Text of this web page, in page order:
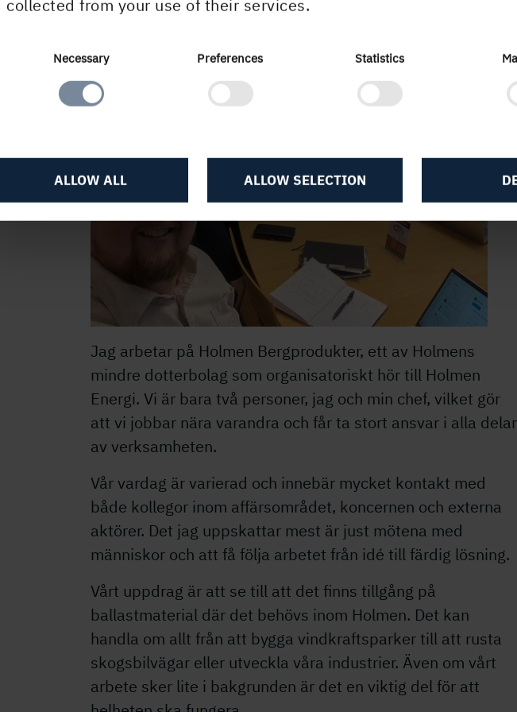
collected from your use of their services.
Necessary Preferences Statistics
ALLOW SELECTION
ALLOW ALL
Jag arbetar på Holmen Bergprodukter, ett av Holmens
mindre dotterbolag som organisatoriskt hör till Holmen
Energi. Vi är bara två personer, jag och min chef, vilket gör
att vi jobbar nära varandra och får ta stort ansvar i alla delar
av verksamheten.
Vår vardag är varierad och innebär mycket kontakt med
både kollegor inom affärsområdet, koncernen och externa
aktörer. Det jag uppskattar mest är just mötena med
människor och att få följa arbetet från idé till färdig lösning.
Vårt uppdrag är att se till att det finns tillgång på
ballastmaterial där det behövs inom Holmen. Det kan
handla om allt från att bygga vindkraftsparker till att rusta
skogsbilvägar eller utveckla våra industrier. Även om vårt
arbete sker lite i bakgrunden är det en viktig del för att